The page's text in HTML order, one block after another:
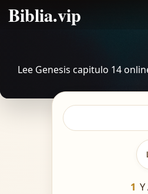
Biblia.vip
Lee Genesis capitulo 14
1